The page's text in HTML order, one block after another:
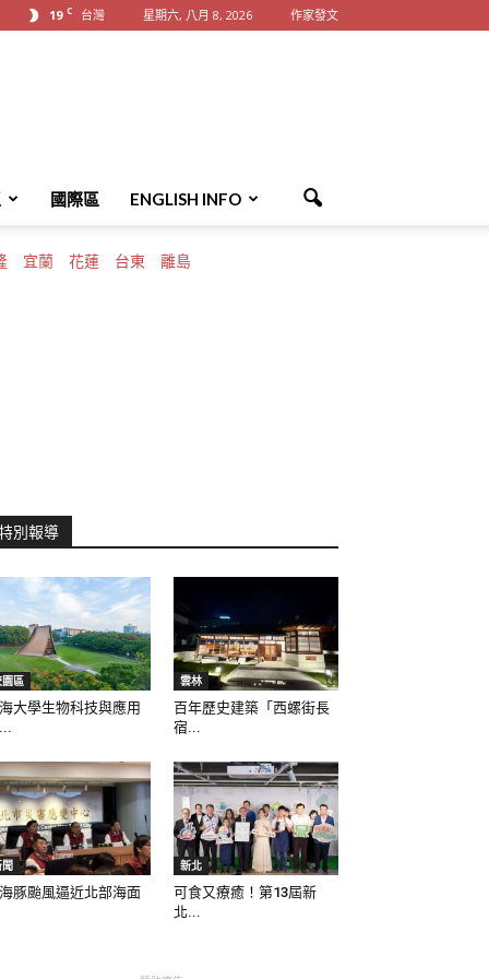
19 C 台灣 星期六, 八月 8, 2026 作家發文
國際區 ENGLISH INFO
宜蘭 花蓮 台東 離島
別報導
區
大學生物科技與應用
雲林
百年歷史建築「西螺街長
宿...
豚颱風逼近北部海面
新北
可食又療癒！第13屆新
北...